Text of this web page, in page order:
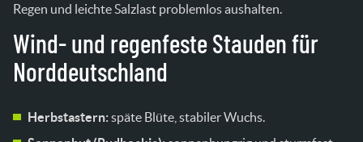
Regen und leichte Salzlast problemlos aushalten.
Wind- und regenfeste Stauden für
Norddeutschland
Herbstastern:späte Blüte, stabiler Wuchs.